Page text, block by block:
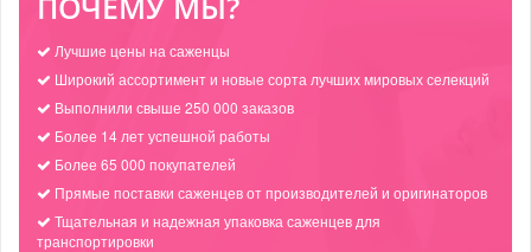
Лучшие цены на саженцы
Широкий ассортимент и новые сорта лучших мировых селекций
Выполнили свыше 250 000 заказов
Более 14 лет успешной работы
Более 65 000 покупателей
Прямые поставки саженцев от производителей и оригинаторов
Тщательная и надежная упаковка саженцев для
транспортировки